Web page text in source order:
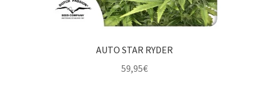
AUTO STAR RYDER
59,95€